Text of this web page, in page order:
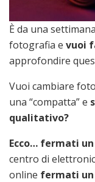
È da una
fotografia e vuoi
approfondire
Vuoi cambiare
una “compatta” e
qualitativo?
Ecco… fermati
centro di
online fermati